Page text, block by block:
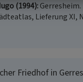
(1994) Gerresheim.
Lieferung XI,
Friedhof in